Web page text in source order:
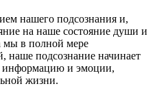
нашего подсознания и,
на наше состояние души и
мы в полной мере
наше подсознание начинает
информацию и эмоции,
жизни.